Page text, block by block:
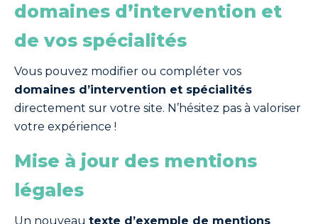
domaines d’intervention et
de vos spécialités
Vous pouvez modifier ou compléter vos
domaines d’intervention et spécialités
directement sur votre site. N’hésitez pas à valoriser
votre expérience !
Mise à jour des mentions
légales
Un nouveau texte d’exemple de mentions